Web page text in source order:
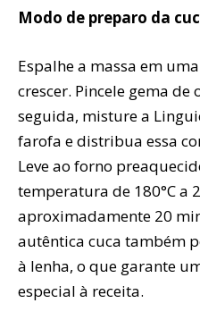
Modo de preparo da
Espalhe a massa em
crescer. Pincele gema de
seguida, misture a
farofa e distribua essa
Leve ao forno
temperatura de 180°C a
aproximadamente 20
autêntica cuca também
à lenha, o que garante
especial à receita.